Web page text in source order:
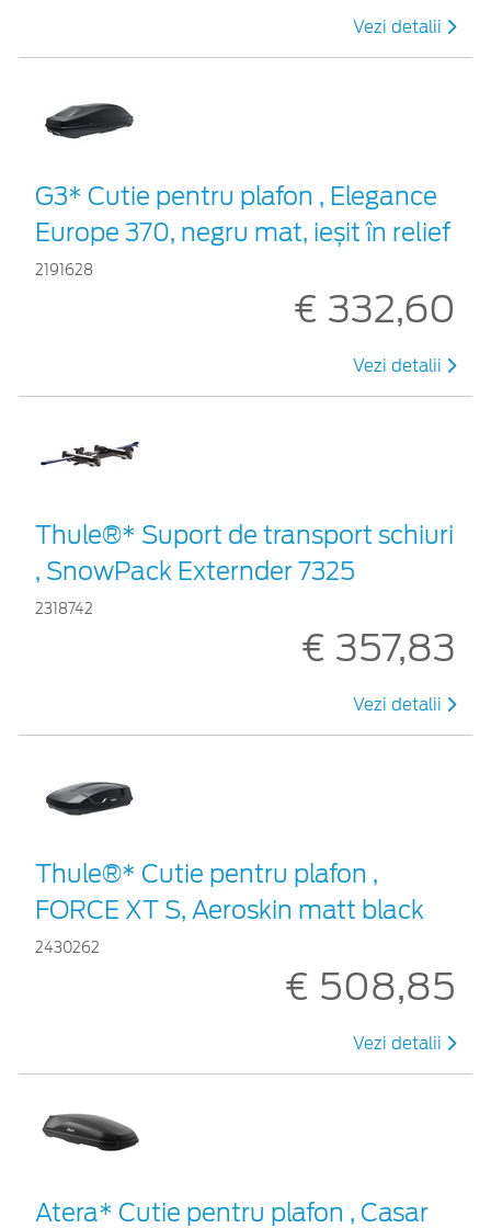
Vezi detalii
G3* Cutie pentru plafon , Elegance
Europe 370, negru mat, ieșit în relief
2191628
€ 332,60
Vezi detalii
Thule®* Suport de transport schiuri
, SnowPack Externder 7325
2318742
€ 357,83
Vezi detalii
Thule®* Cutie pentru plafon ,
FORCE XT S, Aeroskin matt black
2430262
€ 508,85
Vezi detalii
Atera* Cutie pentru plafon , Casar